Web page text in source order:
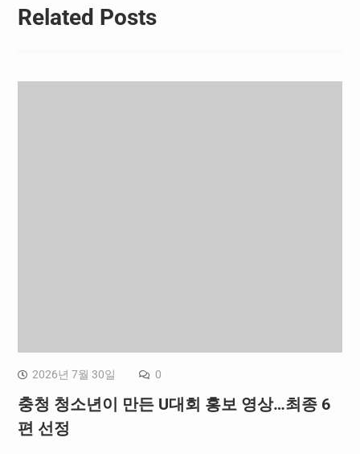
Related Posts
2026년 7월 30일 0
충청 청소년이 만든 U대회 홍보 영상…최종 6
편 선정